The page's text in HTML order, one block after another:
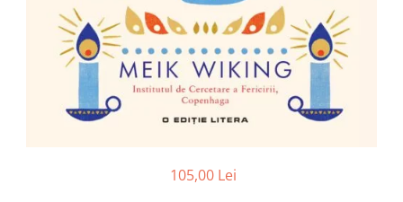
105,00 Lei